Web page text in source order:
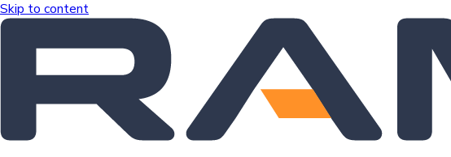
Skip to content